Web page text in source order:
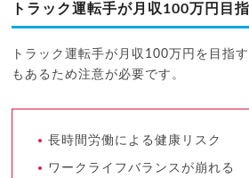
トラック運転手が月収100万円目
トラック運転手が月収100万円を目指
もあるため注意が必要です。
長時間労働による健康リスク
ワークライフバランスが崩れる